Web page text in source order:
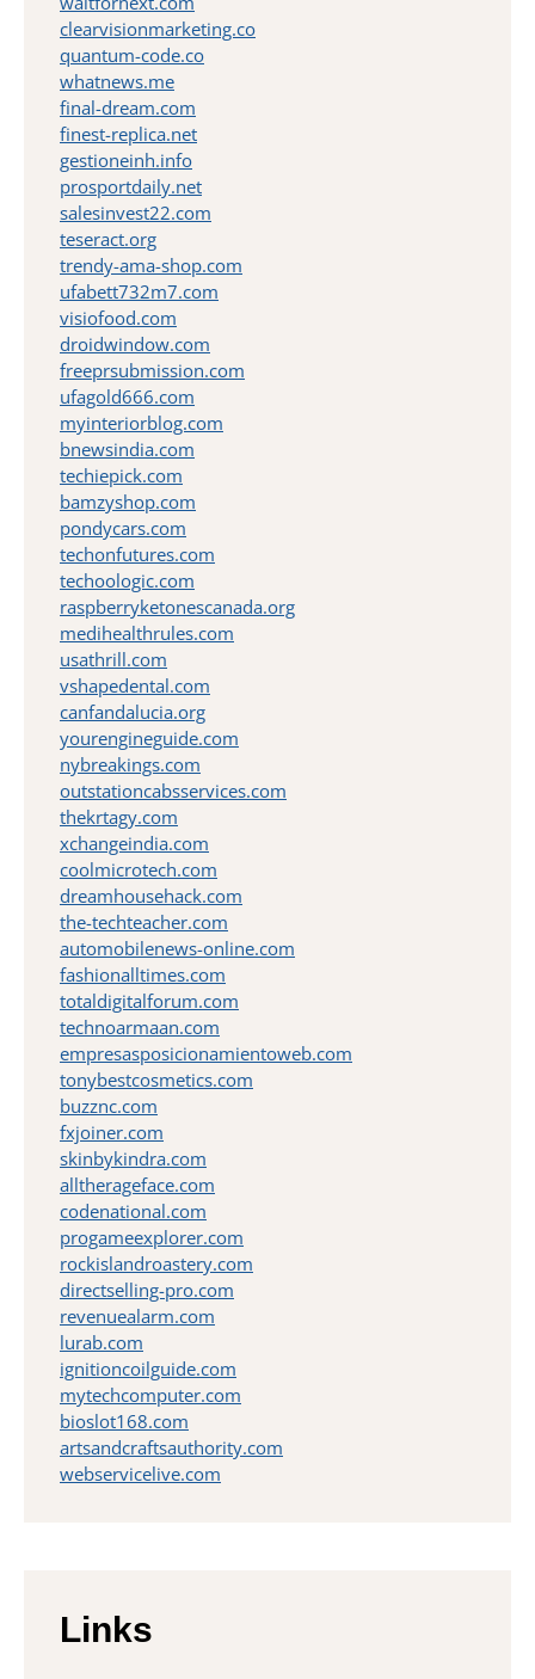
clearvisionmarketing.co
quantum-code.co
whatnews.me
final-dream.com
finest-replica.net
gestioneinh.info
prosportdaily.net
salesinvest22.com
teseract.org
trendy-ama-shop.com
ufabett732m7.com
visiofood.com
droidwindow.com
freeprsubmission.com
ufagold666.com
myinteriorblog.com
bnewsindia.com
techiepick.com
bamzyshop.com
pondycars.com
techonfutures.com
techoologic.com
raspberryketonescanada.org
medihealthrules.com
usathrill.com
vshapedental.com
canfandalucia.org
yourengineguide.com
nybreakings.com
outstationcabsservices.com
thekrtagy.com
xchangeindia.com
coolmicrotech.com
dreamhousehack.com
the-techteacher.com
automobilenews-online.com
fashionalltimes.com
totaldigitalforum.com
technoarmaan.com
empresasposicionamientoweb.com
tonybestcosmetics.com
buzznc.com
fxjoiner.com
skinbykindra.com
alltherageface.com
codenational.com
progameexplorer.com
rockislandroastery.com
directselling-pro.com
revenuealarm.com
lurab.com
ignitioncoilguide.com
mytechcomputer.com
bioslot168.com
artsandcraftsauthority.com
webservicelive.com
Links